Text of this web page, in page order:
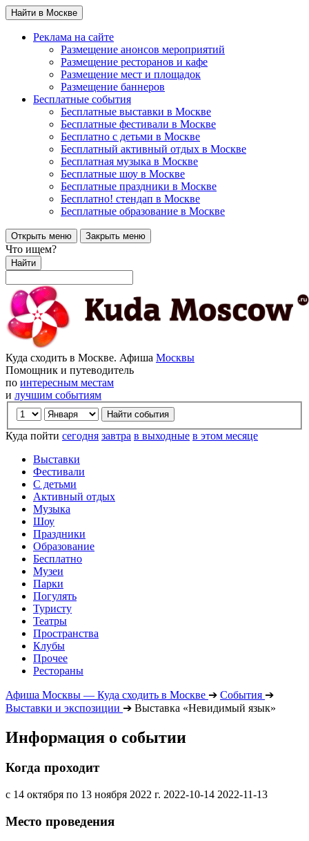
Найти в Москве
Реклама на сайте
Размещение анонсов мероприятий
Размещение ресторанов и кафе
Размещение мест и площадок
Размещение баннеров
Бесплатные события
Бесплатные выставки в Москве
Бесплатные фестивали в Москве
Бесплатно с детьми в Москве
Бесплатный активный отдых в Москве
Бесплатная музыка в Москве
Бесплатные шоу в Москве
Бесплатные праздники в Москве
Бесплатно! стендап в Москве
Бесплатные образование в Москве
Открыть меню Закрыть меню
Что ищем?
Найти
Куда сходить в Москве. Афиша Москвы
Помощник и путеводитель
по интересным местам
и лучшим событиям
Куда пойти сегодня завтра в выходные в этом месяце
Выставки
Фестивали
С детьми
Активный отдых
Музыка
Шоу
Праздники
Образование
Бесплатно
Музеи
Парки
Погулять
Туристу
Театры
Пространства
Клубы
Прочее
Рестораны
Афиша Москвы — Куда сходить в Москве ➔ События ➔
Выставки и экспозиции ➔ Выставка «Невидимый язык»
Информация о событии
Когда проходит
с 14 октября по 13 ноября 2022 г. 2022-10-14 2022-11-13
Место проведения